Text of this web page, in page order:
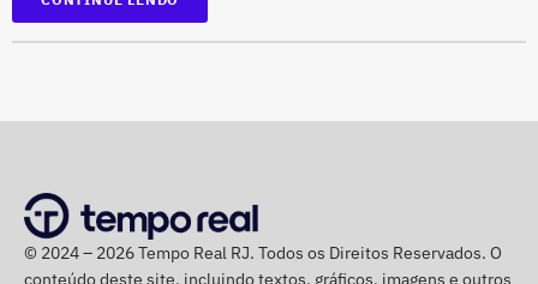
Deputados, o parlamentar havia informado R$
1.065.439,98 em bens. Na época, mantinha R$ 50 mil em
dinheiro vivo.
© 2024 – 2026 Tempo Real RJ. Todos os Direitos Reservados. O
conteúdo deste site, incluindo textos, gráficos, imagens e outros